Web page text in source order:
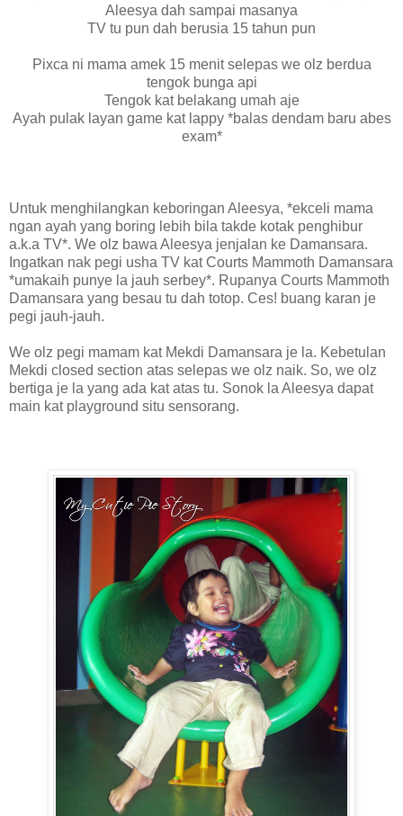
Aleesya dah sampai masanya
TV tu pun dah berusia 15 tahun pun
Pixca ni mama amek 15 menit selepas we olz berdua
tengok bunga api
Tengok kat belakang umah aje
Ayah pulak layan game kat lappy *balas dendam baru abes
exam*
Untuk menghilangkan keboringan Aleesya, *ekceli mama
ngan ayah yang boring lebih bila takde kotak penghibur
a.k.a TV*. We olz bawa Aleesya jenjalan ke Damansara.
Ingatkan nak pegi usha TV kat Courts Mammoth Damansara
*umakaih punye la jauh serbey*. Rupanya Courts Mammoth
Damansara yang besau tu dah totop. Ces! buang karan je
pegi jauh-jauh.
We olz pegi mamam kat Mekdi Damansara je la. Kebetulan
Mekdi closed section atas selepas we olz naik. So, we olz
bertiga je la yang ada kat atas tu. Sonok la Aleesya dapat
main kat playground situ sensorang.